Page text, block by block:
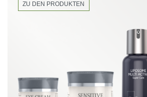
ZU DEN PRODUKTEN